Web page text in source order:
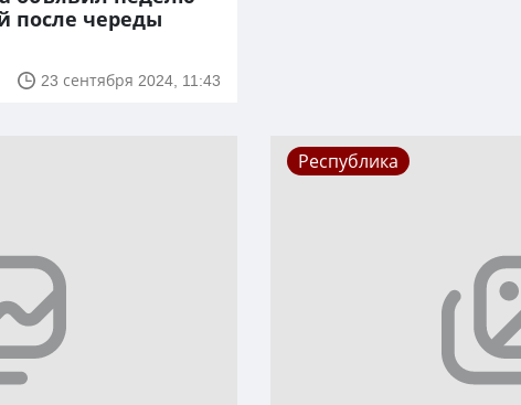
после череды
23 сентября 2024, 11:43
Республика